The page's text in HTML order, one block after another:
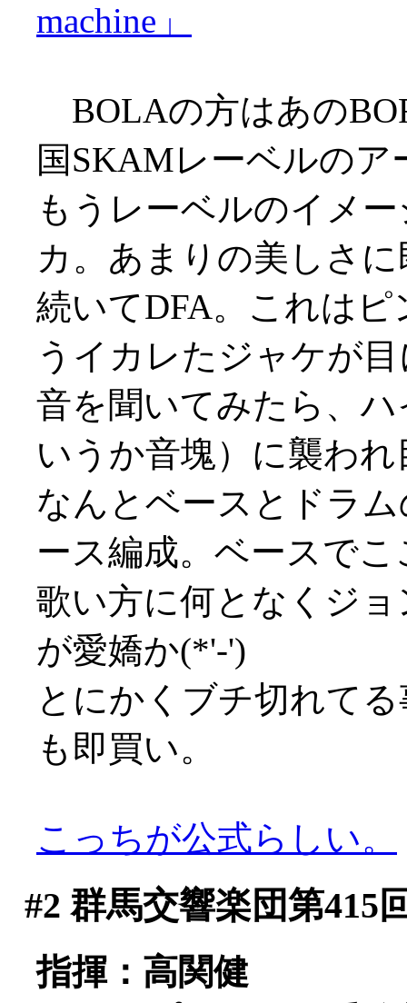
machine」
BOLAの方はあの
国SKAMレーベルのア
もうレーベルのイメ
カ。あまりの美しさ
続いてDFA。これは
うイカレたジャケが
音を聞いてみたら、
いうか音塊）に襲わ
なんとベースとドラ
ース編成。ベースで
歌い方に何となくジ
が愛嬌か(*'-')
とにかくブチ切れて
も即買い。
こっちが公式らしい。
#2 群馬交響楽団第415
指揮：高関健